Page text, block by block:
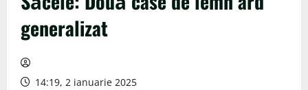
generalizat
14:19, 2 ianuarie 2025